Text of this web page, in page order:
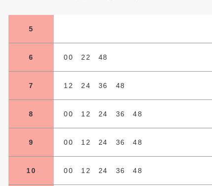
5
6 00 22 48
7 12 24 36 48
8 00 12 24 36 48
9 00 12 24 36 48
10 00 12 24 36 48